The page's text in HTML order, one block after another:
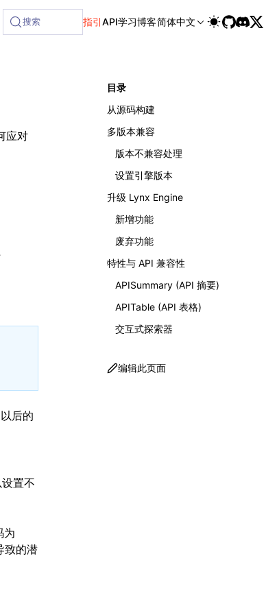
/next/zh/llms-full.txt, and this page is available
搜索 指引API学习博客简体中文
应对
后的
置不
为
致的潜
目录
从源码构建
多版本兼容
版本不兼容处理
设置引擎版本
升级 Lynx Engine
新增功能
废弃功能
特性与 API 兼容性
APISummary (API 摘要)
APITable (API 表格)
交互式探索器
编辑此页面